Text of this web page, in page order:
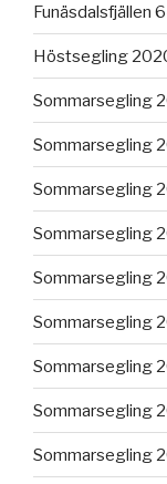
Funäsdalsfjällen
Höstsegling
Sommarsegling
Sommarsegling
Sommarsegling
Sommarsegling
Sommarsegling
Sommarsegling
Sommarsegling
Sommarsegling
Sommarsegling